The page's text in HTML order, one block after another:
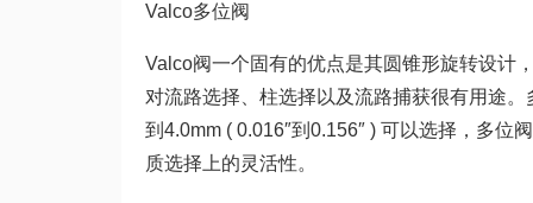
Valco多位阀
Valco阀一个固有的优点是其圆锥形旋转设计
对流路选择、柱选择以及流路捕获很有用途
到4.0mm ( 0.016″到0.156″ ) 可以选择，多位
质选择上的灵活性。